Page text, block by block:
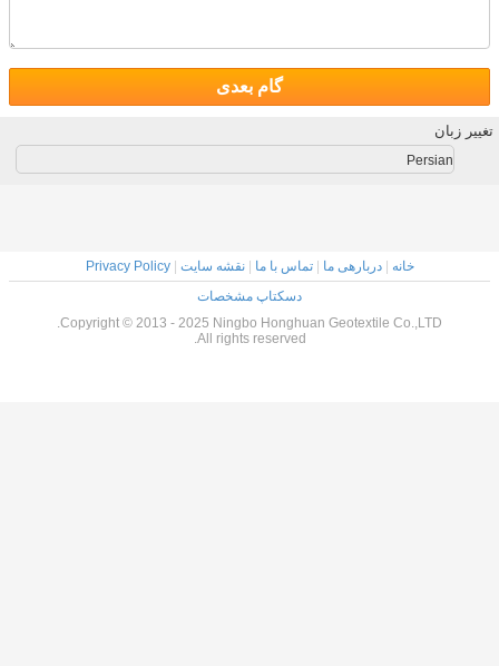
گام بعدی
تغییر زبان
Persian
خانه |دربارهی ما |تماس با ما |نقشه سایت |
Privacy Policy
دسکتاپ مشخصات
Copyright © 2013 - 2025 Ningbo Honghuan Geotextile Co.,LTD.
All rights reserved.